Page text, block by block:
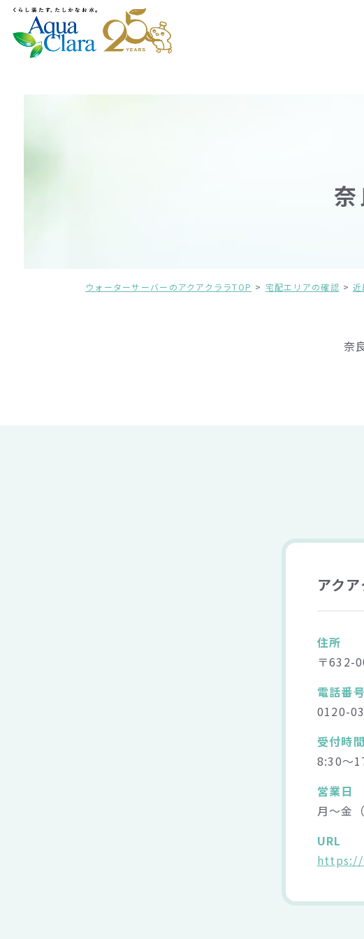
ウォーターサーバーのアクアクララTOP 宅配エリアの確認 近
奈
アク
住所
〒632-
電話番号
0120-
受付時間
8:30～
営業日
月～金
URL
https://